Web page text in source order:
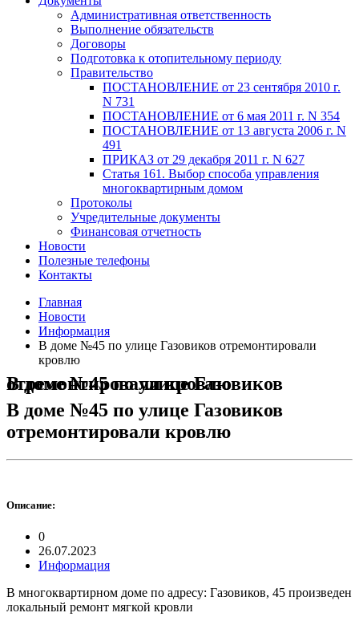
Административная ответственность
Выполнение обязательств
Договоры
Подготовка к отопительному периоду
Правительство
ПОСТАНОВЛЕНИЕ от 23 сентября 2010 г.
N 731
ПОСТАНОВЛЕНИЕ от 6 мая 2011 г. N 354
ПОСТАНОВЛЕНИЕ от 13 августа 2006 г. N
491
ПРИКАЗ от 29 декабря 2011 г. N 627
Статья 161. Выбор способа управления
многоквартирным домом
Протоколы
Учредительные документы
Финансовая отчетность
Новости
Полезные телефоны
Контакты
Главная
Новости
Информация
В доме №45 по улице Газовиков отремонтировали
кровлю
В доме №45 по улице Газовиков отремонтировали кровлю
В доме №45 по улице Газовиков
отремонтировали кровлю
Описание:
0
26.07.2023
Информация
В многоквартирном доме по адресу: Газовиков, 45 произведен
локальный ремонт мягкой кровли